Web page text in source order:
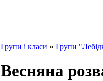
Групи і класи » Групи
Весняна